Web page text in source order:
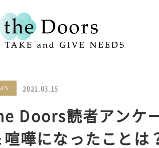
2021.03.15
Doors読者アンケ
喧嘩になったことは